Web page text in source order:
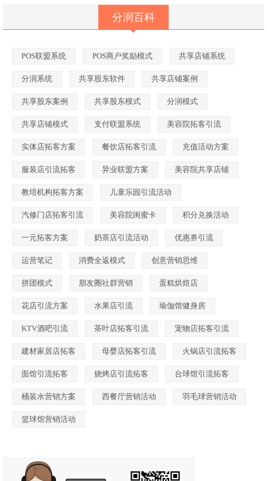
分润百科
POS联盟系统 POS商户奖励模式 共享店铺系统
分润系统 共享股东软件 共享店铺案例
共享股东案例 共享股东模式 分润模式
共享店铺模式 支付联盟系统 美容院拓客引流
实体店拓客方案 餐饮店拓客引流 充值活动方案
服装店引流拓客 异业联盟方案 美容院共享店铺
教培机构拓客方案 儿童乐园引流活动
汽修门店拓客引流 美容院闺蜜卡 积分兑换活动
一元拓客方案 奶茶店引流活动 优惠券引流
运营笔记 消费全返模式 创意营销思维
拼团模式 朋友圈社群营销 蛋糕烘焙店
花店引流方案 水果店引流 瑜伽馆健身房
KTV酒吧引流 茶叶店拓客引流 宠物店拓客引流
建材家居店拓客 母婴店拓客引流 火锅店引流拓客
面馆引流拓客 烧烤店引流拓客 台球馆引流拓客
桶装水营销方案 西餐厅营销活动 羽毛球营销活动
篮球馆营销活动